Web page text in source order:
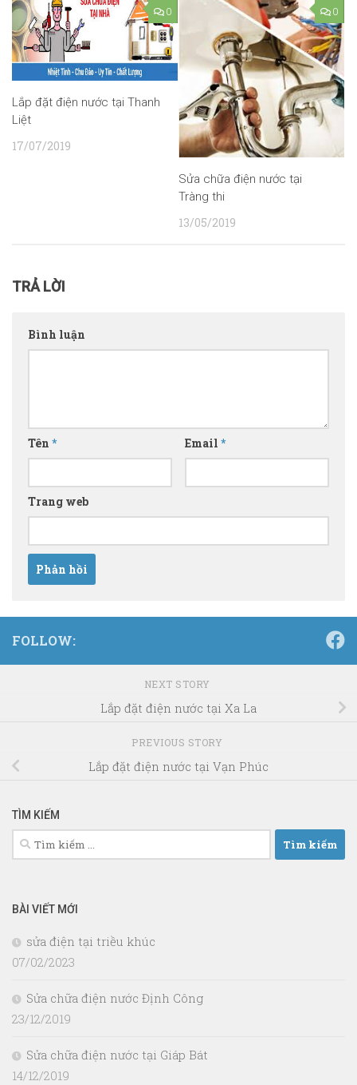
0
Lắp đặt điện nước tại Thanh
Liệt
17/07/2019
0
Sửa chữa điện nước tại
Tràng thi
13/05/2019
TRẢ LỜI
Bình luận
Tên * Email *
Trang web
FOLLOW:
NEXT STORY
Lắp đặt điện nước tại Xa La
PREVIOUS STORY
Lắp đặt điện nước tại Vạn Phúc
TÌM KIẾM
Tìm
kiếm
BÀI VIẾT MỚI
sửa điện tại triều khúc
07/02/2023
Sửa chữa điện nước Định Công
23/12/2019
Sửa chữa điện nước tại Giáp Bát
14/12/2019